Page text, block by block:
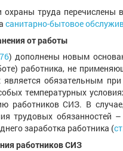
охраны труда перечислены
санитарно-бытовое
от работы
) дополнены новым
работника, не
является обязательным
температурных
работников СИЗ. В
трудовых
заработка работника (
работников СИЗ